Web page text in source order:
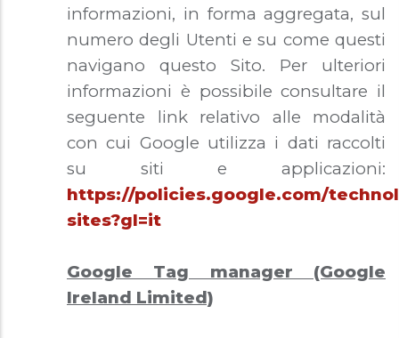
informazioni, in forma aggregata, sul
numero degli Utenti e su come questi
navigano questo Sito. Per ulteriori
informazioni è possibile consultare il
seguente link relativo alle modalità
con cui Google utilizza i dati raccolti
su siti e applicazioni:
https://policies.google.com/
sites?gl=it
Google Tag manager (Google
Ireland Limited)